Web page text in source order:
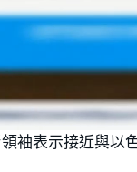
袖表示接近與